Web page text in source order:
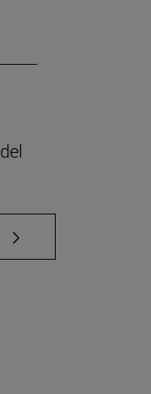
TAB para desplazarse.